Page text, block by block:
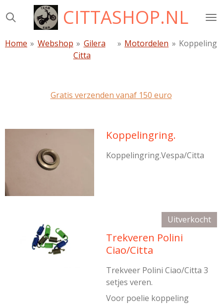
direct
de
CITTASHOP.NL
Home » Webshop » Gilera
Citta
» Motordelen » Koppeling
Gratis verzenden vanaf 150 euro
Koppelingring.
Koppelingring.Vespa/Citta
Uitverkocht
Trekveren Polini
Ciao/Citta
Trekveer Polini Ciao/Citta 3
setjes veren.
Voor poelie koppeling